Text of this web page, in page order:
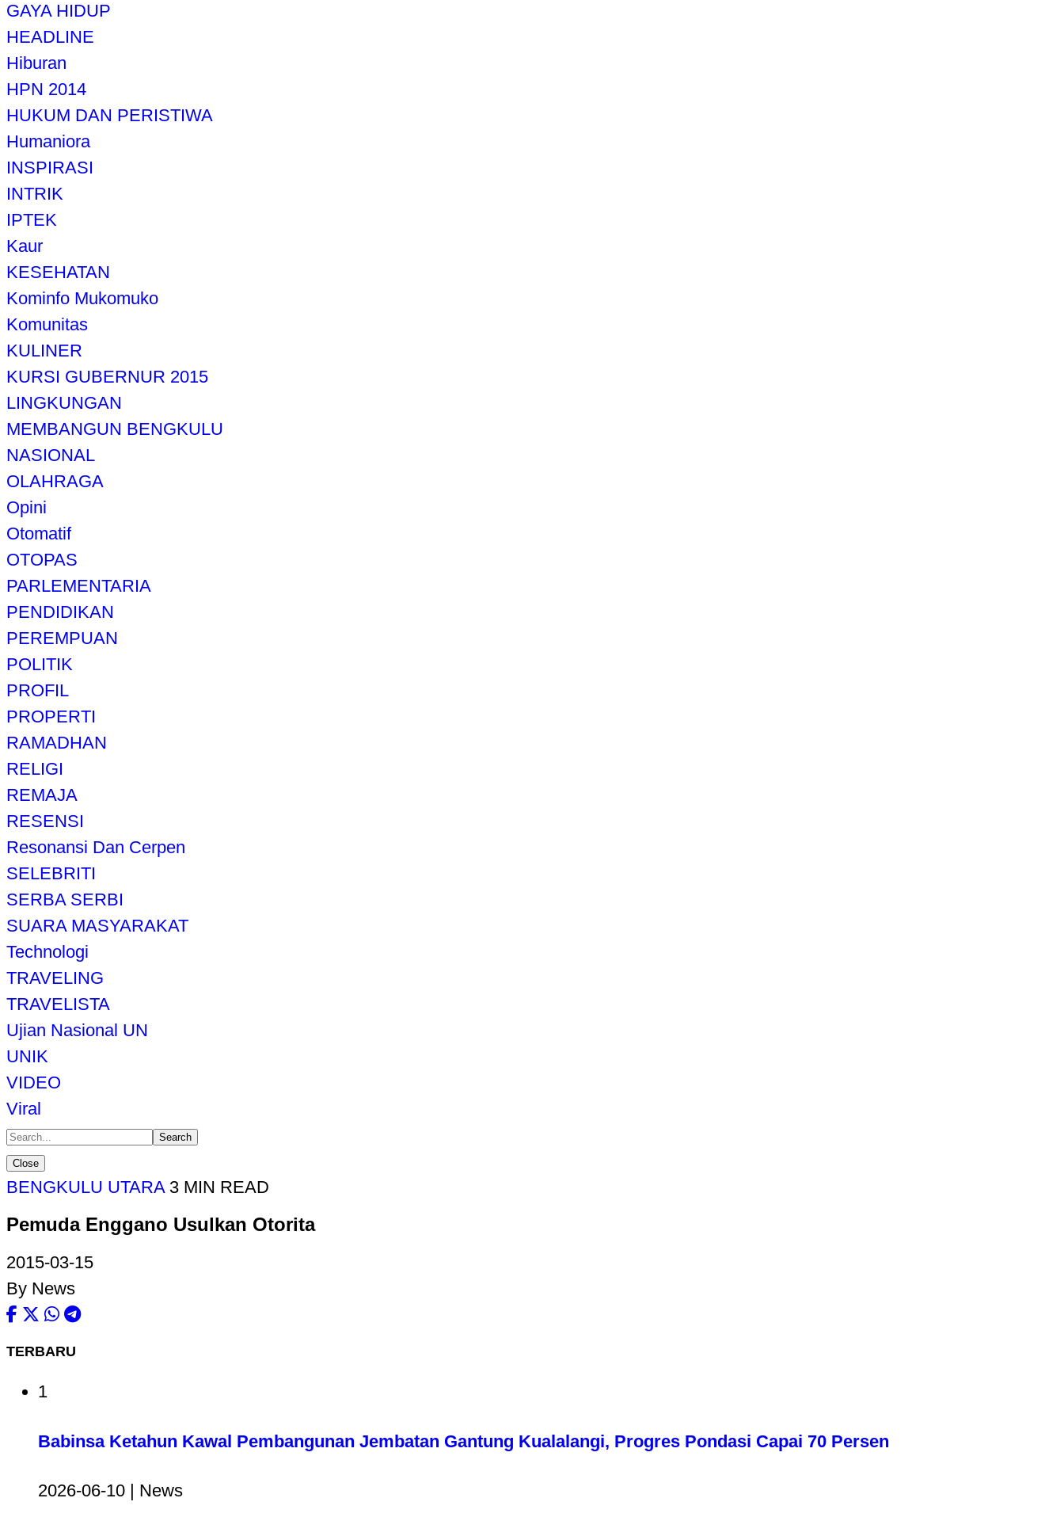
GAYA HIDUP
HEADLINE
Hiburan
HPN 2014
HUKUM DAN PERISTIWA
Humaniora
INSPIRASI
INTRIK
IPTEK
Kaur
KESEHATAN
Kominfo Mukomuko
Komunitas
KULINER
KURSI GUBERNUR 2015
LINGKUNGAN
MEMBANGUN BENGKULU
NASIONAL
OLAHRAGA
Opini
Otomatif
OTOPAS
PARLEMENTARIA
PENDIDIKAN
PEREMPUAN
POLITIK
PROFIL
PROPERTI
RAMADHAN
RELIGI
REMAJA
RESENSI
Resonansi Dan Cerpen
SELEBRITI
SERBA SERBI
SUARA MASYARAKAT
Technologi
TRAVELING
TRAVELISTA
Ujian Nasional UN
UNIK
VIDEO
Viral
Search
Close
BENGKULU UTARA 3 MIN READ
Pemuda Enggano Usulkan Otorita
2015-03-15
By News
TERBARU
1
Babinsa Ketahun Kawal Pembangunan Jembatan Gantung Kualalangi, Progres Pondasi Capai 70 Persen
2026-06-10 | News